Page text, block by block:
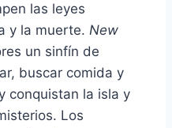
las leyes
y la muerte. New
un sinfín de
buscar comida y
conquistan la isla y
Los